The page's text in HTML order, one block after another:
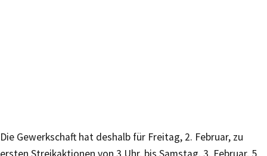
Die Gewerkschaft hat deshalb für Freitag, 2. Februar, zu